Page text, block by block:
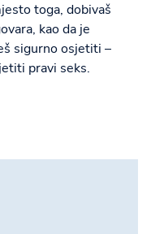
toga, dobivaš
kao da je
sigurno osjetiti –
pravi seks.